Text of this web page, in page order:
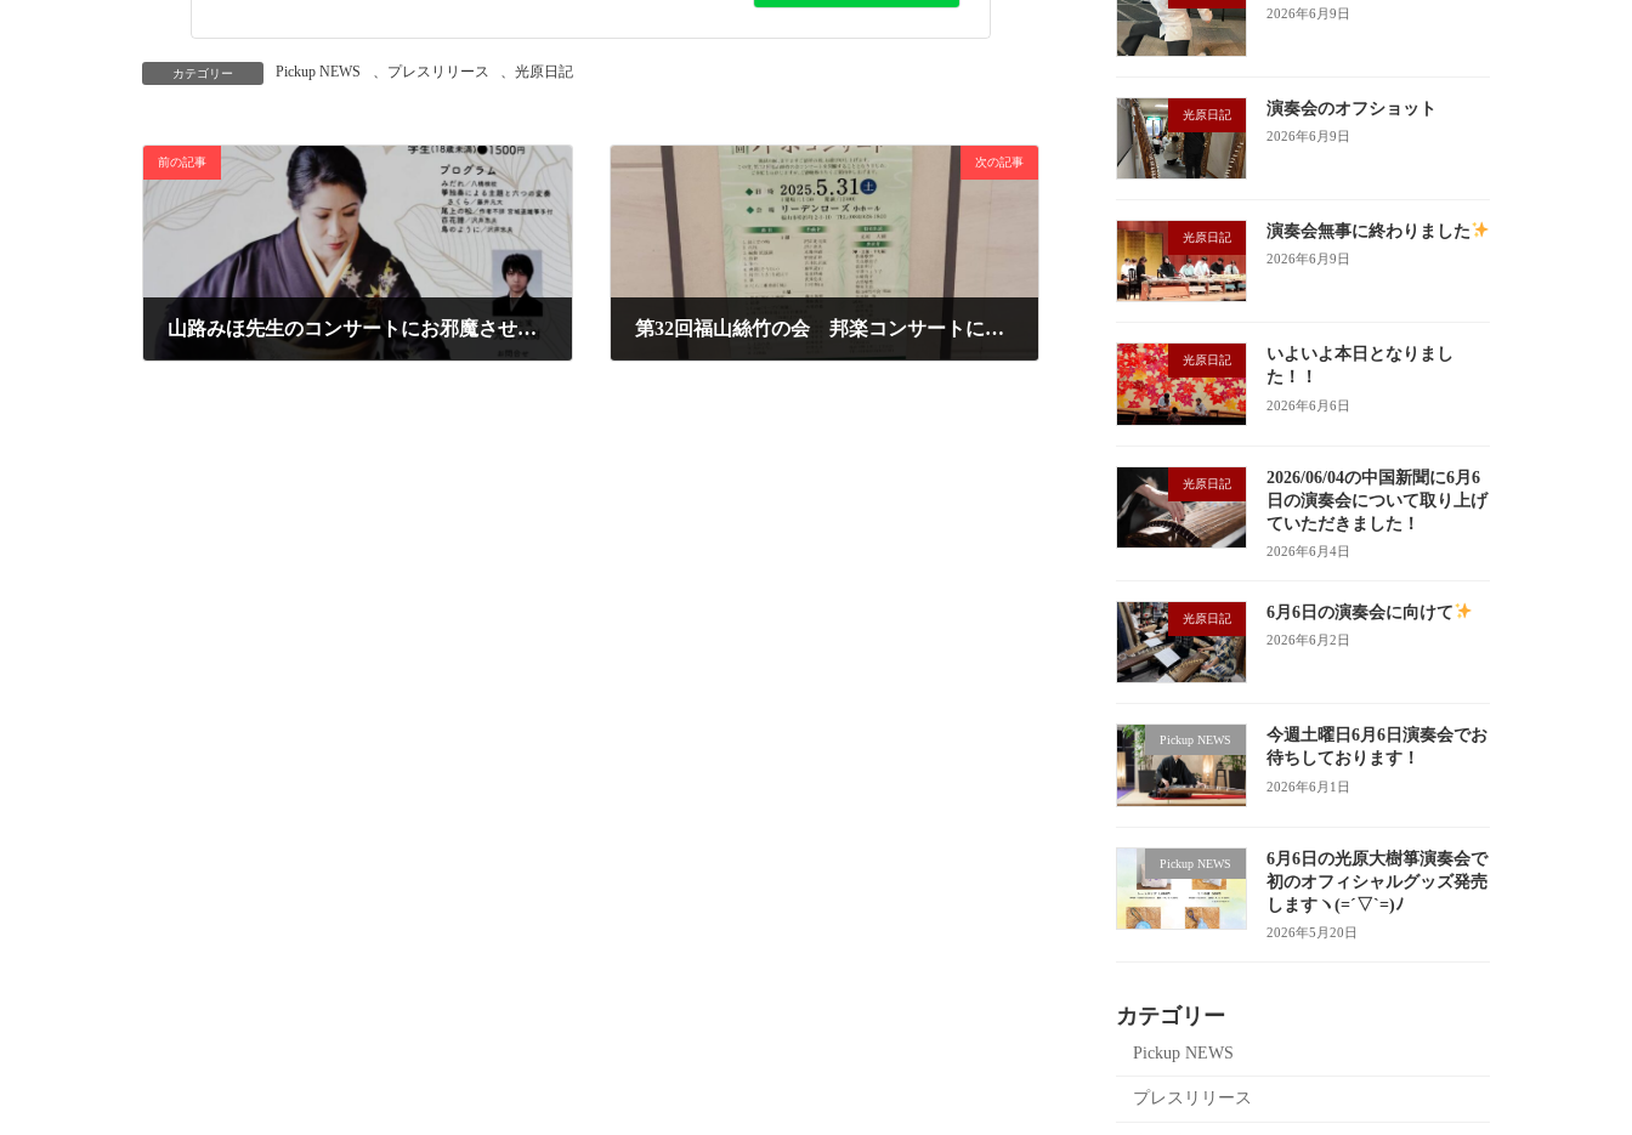
カテゴリー Pickup NEWS プレスリリース 、光原日記
前の記事
山路みほ先生のコンサートにお邪魔させて頂きます
次の記事
第32回福山絲竹の会 邦楽コンサートに参加させて頂きました
2026年6月9日
光原日記 演奏会のオフショット
2026年6月9日
光原日記 演奏会無事に終わりました
2026年6月9日
光原日記
いよいよ本日となりまし
た！！
2026年6月6日
光原日記
2026/06/04の中国新聞に6月6
日の演奏会について取り上げ
ていただきました！
2026年6月4日
光原日記 6月6日の演奏会に向けて
2026年6月2日
Pickup NEWS
今週土曜日6月6日演奏会でお
待ちしております！
2026年6月1日
Pickup NEWS
6月6日の光原大樹箏演奏会で
初のオフィシャルグッズ発売
しますヽ(=´▽`=)ﾉ
2026年5月20日
カテゴリー
Pickup NEWS
プレスリリース